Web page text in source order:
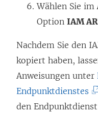
Wählen Sie im
Option IAM
Nachdem Sie den
kopiert haben,
Anweisungen unter
Endpunktdienstes
L
den